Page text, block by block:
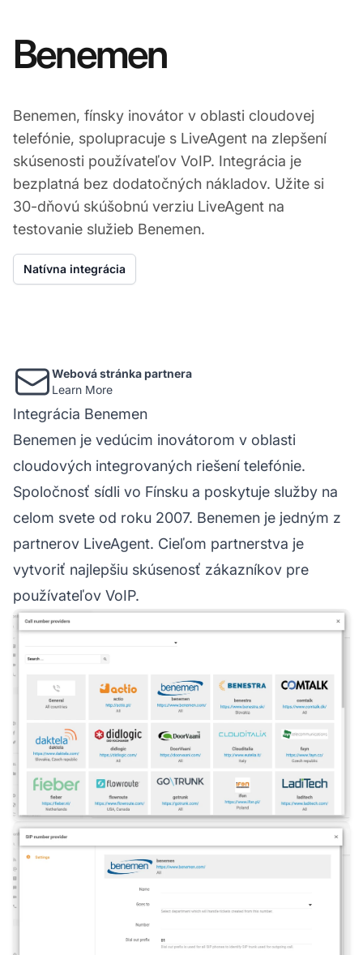
Benemen
Benemen, fínsky inovátor v oblasti cloudovej
telefónie, spolupracuje s LiveAgent na zlepšení
skúsenosti používateľov VoIP. Integrácia je
bezplatná bez dodatočných nákladov. Užite si
30-dňovú skúšobnú verziu LiveAgent na
testovanie služieb Benemen.
Natívna integrácia
Webová stránka partnera
Learn More
Integrácia Benemen
Benemen je vedúcim inovátorom v oblasti
cloudových integrovaných riešení telefónie.
Spoločnosť sídli vo Fínsku a poskytuje služby na
celom svete od roku 2007. Benemen je jedným z
partnerov LiveAgent. Cieľom partnerstva je
vytvoriť najlepšiu skúsenosť zákazníkov pre
používateľov VoIP.